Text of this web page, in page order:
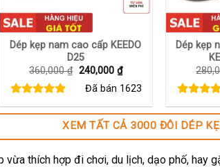
+
Dép kẹp nam cao cấp KEEDO
D25
360,000₫ Giá
là:
240,000 ₫Giá
hiện
tại
240,000 ₫.
Đã bán 1623
+
Dép kẹp
XEM TẤT CẢ 3000 ĐÔI DÉP
thích hợp đi chơi, du lịch, dạo phố, hay